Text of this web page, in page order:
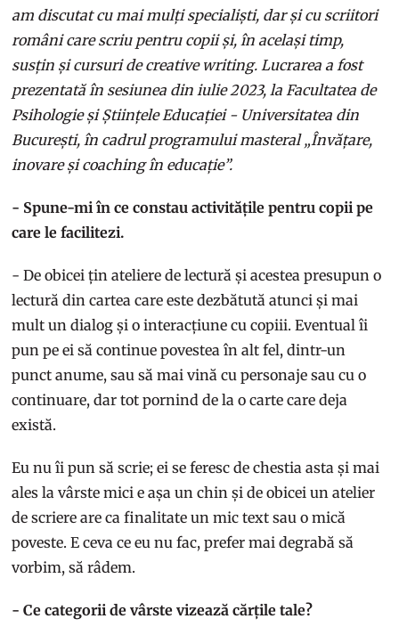
am discutat cu mai mulți specialiști, dar și cu scriitori
români care scriu pentru copii și, în același timp,
susțin și cursuri de creative writing. Lucrarea a fost
prezentată în sesiunea din iulie 2023, la Facultatea de
Psihologie și Științele Educației - Universitatea din
București, în cadrul programului masteral „Învățare,
inovare și coaching în educație”.
- Spune-mi în ce constau activitățile pentru copii pe
care le facilitezi.
- De obicei țin ateliere de lectură și acestea presupun o
lectură din cartea care este dezbătută atunci și mai
mult un dialog și o interacțiune cu copiii. Eventual îi
pun pe ei să continue povestea în alt fel, dintr-un
punct anume, sau să mai vină cu personaje sau cu o
continuare, dar tot pornind de la o carte care deja
există.
Eu nu îi pun să scrie; ei se feresc de chestia asta și mai
ales la vârste mici e așa un chin și de obicei un atelier
de scriere are ca finalitate un mic text sau o mică
poveste. E ceva ce eu nu fac, prefer mai degrabă să
vorbim, să râdem.
- Ce categorii de vârste vizează cărțile tale?